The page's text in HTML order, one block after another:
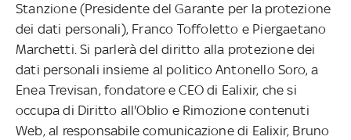
Stanzione (Presidente del Garante per la protezione
dei dati personali), Franco Toffoletto e Piergaetano
Marchetti. Si parlerà del diritto alla protezione dei
dati personali insieme al politico Antonello Soro, a
Enea Trevisan, fondatore e CEO di Ealixir, che si
occupa di Diritto all'Oblio e Rimozione contenuti
Web, al responsabile comunicazione di Ealixir, Bruno